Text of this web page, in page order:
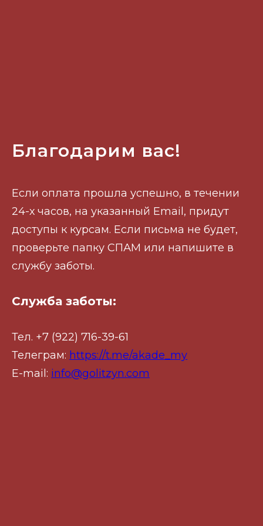
Благодарим вас!
Если оплата прошла успешно, в течении
24-х часов, на указанный Email, придут
доступы к курсам. Если письма не будет,
проверьте папку СПАМ или напишите в
службу заботы.
Служба заботы:
Тел. +7 (922) 716-39-61
Телеграм: https://t.me/akade_my
E-mail: info@golitzyn.com